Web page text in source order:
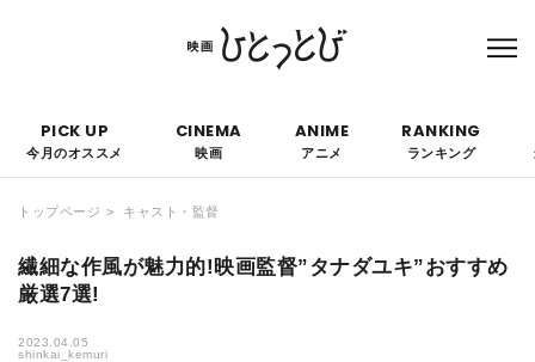
て優遇されることはありません。
PICK UP
今月のオススメ
CINEMA
映画
ANIME
アニメ
RANKING
ランキング
トップページ キャスト・監督
繊細な作風が魅力的!映画監督”タナダユキ”おすすめ
厳選7選!
2023.04.05
shinkai_kemuri